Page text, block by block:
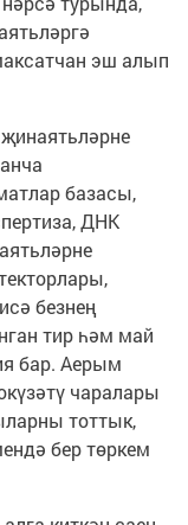
эш алып
базасы,
ДНК
безнең
тир һәм май
бар. Аерым
чаралары
тоттык,
бер төркем